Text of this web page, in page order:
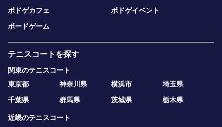
ボドゲカフェ
ボドゲイベント
ボードゲーム
テニスコートを探す
関東のテニスコート
東京都
神奈川県 横浜市
埼玉県
千葉県
群馬県 茨城県 栃木県
近畿のテニスコート